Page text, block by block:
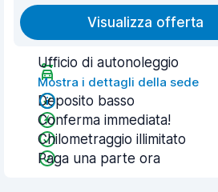
Visualizza offerta
Ufficio di autonoleggio
Mostra i dettagli della sede
Deposito basso
Conferma immediata!
Chilometraggio illimitato
Paga una parte ora